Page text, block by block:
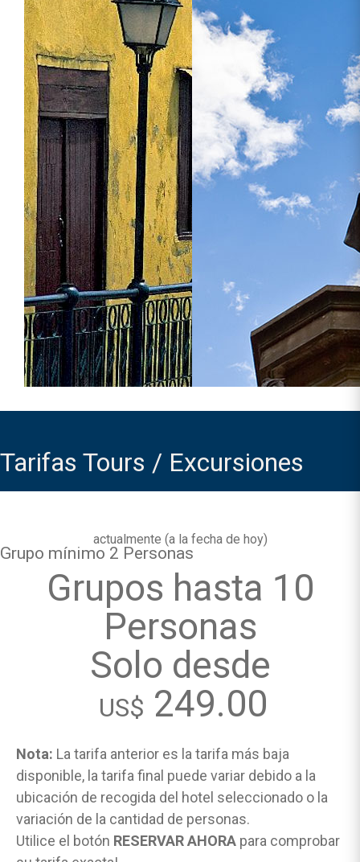
Tarifas Tours / Excursiones
actualmente (a la fecha de hoy)
Grupo mínimo 2 Personas
Grupos hasta 10
Personas
Solo desde
US$ 249.00
Nota: La tarifa anterior es la tarifa más baja
disponible, la tarifa final puede variar debido a la
ubicación de recogida del hotel seleccionado o la
variación de la cantidad de personas.
Utilice el botón RESERVAR AHORA para comprobar